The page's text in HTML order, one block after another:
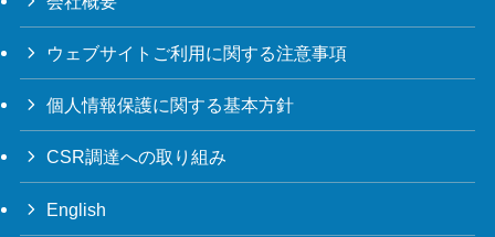
ウェブサイトご利用に関する注意事項
個人情報保護に関する基本方針
CSR調達への取り組み
English